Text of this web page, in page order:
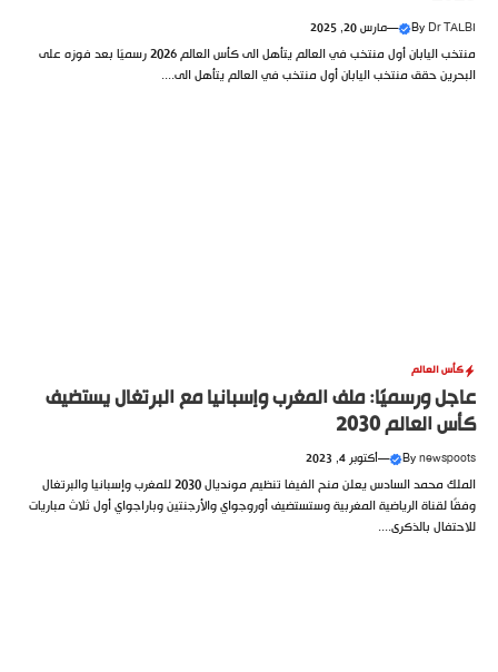
By Dr TALBI
—مارس 20, 2025
منتخب اليابان أول منتخب في العالم يتأهل الى كأس العالم 2026 رسميًا بعد فوزه على
البحرين حقق منتخب اليابان أول منتخب في العالم يتأهل الى....
كأس العالم
عاجل ورسميًا: ملف المغرب وإسبانيا مع البرتغال يستضيف
كأس العالم 2030
Bynewspoots
—أكتوبر 4, 2023
الملك محمد السادس يعلن منح الفيفا تنظيم مونديال 2030 للمغرب وإسبانيا والبرتغال
وفقًا لقناة الرياضية المغربية وستستضيف أوروجواي والأرجنتين وباراجواي أول ثلاث مباريات
للاحتفال بالذكرى....